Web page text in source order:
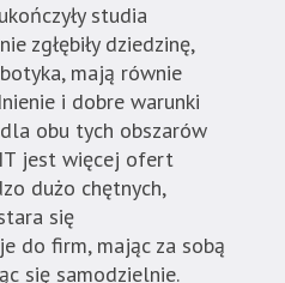
studia
zgłębiły dziedzinę,
mają równie
i dobre warunki
obu tych obszarów
jest więcej ofert
dużo chętnych,
się
do firm, mając za sobą
się samodzielnie.